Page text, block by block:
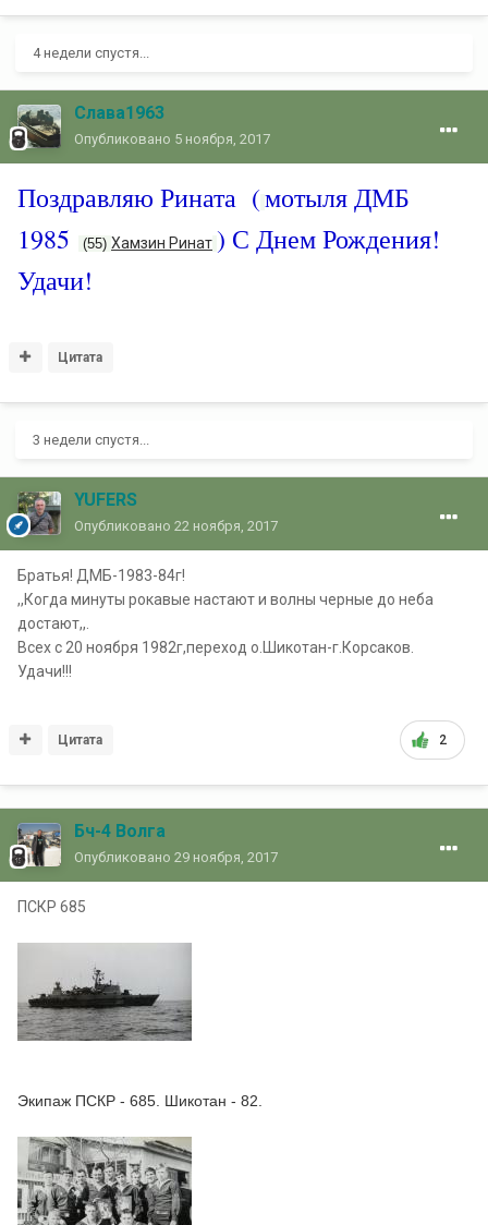
4 недели спустя...
Слава1963
Опубликовано 5 ноября, 2017
Поздравляю Рината (мотыля ДМБ
1985
(55) Хамзин Ринат ) С Днем Рождения!
Удачи!
Цитата
3 недели спустя...
YUFERS
Опубликовано 22 ноября, 2017
Братья! ДМБ-1983-84г!
,,Когда минуты рокавые настают и волны черные до неба
достают,,.
Всех с 20 ноября 1982г,переход о.Шикотан-г.Корсаков.
Удачи!!!
2
Цитата
Бч-4 Волга
Опубликовано 29 ноября, 2017
ПСКР 685
Экипаж ПСКР - 685. Шикотан - 82.